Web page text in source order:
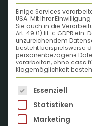
Lass
und
Ideen
wachsen
… mit Infos, Tipps
Einige Services
USA. Mit Ihrer
Sie auch in die
Art. 49 (1) lit. a GDPR ein.
unzureichendem
besteht beispielsweise
personenbezogene
verarbeiten, ohne dass
Klagemöglichkeit
Es folgt eine Liste
Essenziell
Statistiken
Marketing